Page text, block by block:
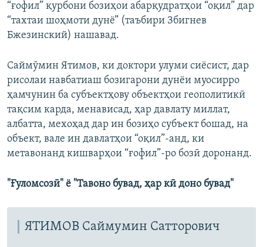
“ғофил” қурбони бозиҳои абарқудратҳои “оқил” дар
“тахтаи шоҳмоти дунё” (таъбири Збигнев
Бжезинский) нашавад.
Саймӯмин Ятимов, ки доктори улуми сиёсист, дар
рисолаи навбатиаш бозигарони дунёи муосирро
ҳамчунин ба субъектҳову объектҳои геополитикӣ
тақсим карда, менависад, ҳар давлату миллат,
албатта, мехоҳад дар ин бозиҳо субъект бошад, на
объект, вале ин давлатҳои “оқил”-анд, ки
метавонанд кишварҳои “ғофил”-ро бозӣ доронанд.
"Ғуломсозӣ" ё "Тавоно бувад, ҳар кӣ доно бувад"
ЯТИМОВ Саймумин Сатторович